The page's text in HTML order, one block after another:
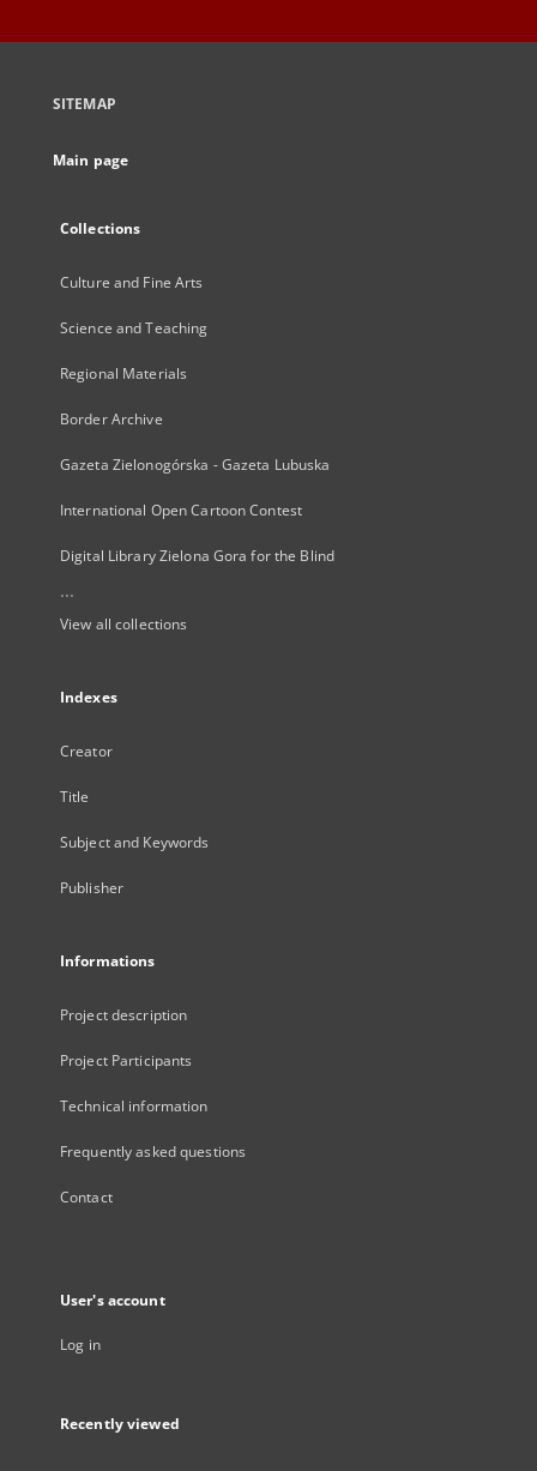
SITEMAP
Main page
Collections
Culture and Fine Arts
Science and Teaching
Regional Materials
Border Archive
Gazeta Zielonogórska - Gazeta Lubuska
International Open Cartoon Contest
Digital Library Zielona Gora for the Blind
...
View all collections
Indexes
Creator
Title
Subject and Keywords
Publisher
Informations
Project description
Project Participants
Technical information
Frequently asked questions
Contact
User's account
Log in
Recently viewed